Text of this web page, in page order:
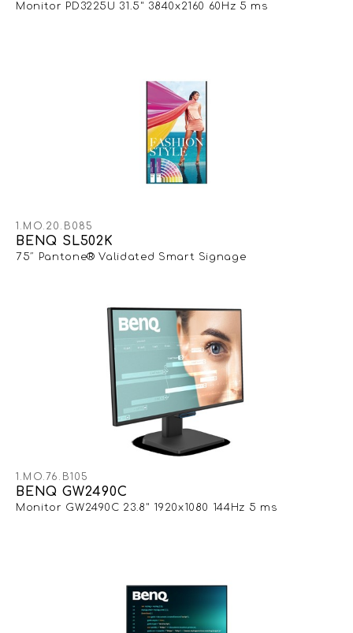
Monitor PD3225U 31.5" 3840x2160 60Hz 5 ms
1.MO.20.B085
BENQ SL502K
75″ Pantone® Validated Smart Signage
1.MO.76.B105
BENQ GW2490C
Monitor GW2490C 23.8" 1920x1080 144Hz 5 ms